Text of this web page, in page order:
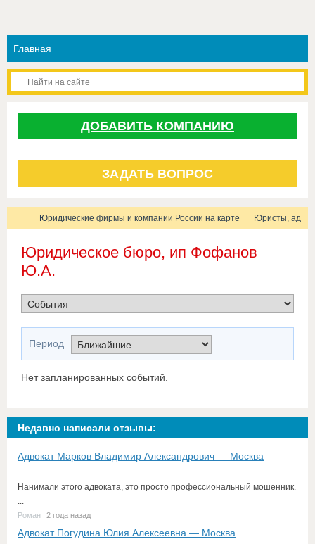
ДОБАВИТЬ КОМПАНИЮ
ЗАДАТЬ ВОПРОС
Юридические фирмы и компании России на карте Юристы,
Юридическое бюро, ип Фофанов
Ю.А.
Период
Нет запланированных событий.
Недавно написали отзывы:
Адвокат Марков Владимир Александрович — Москва
Нанимали этого адвоката, это просто профессиональный мошенник.
...
Роман 2 года назад
Адвокат Погудина Юлия Алексеевна — Москва